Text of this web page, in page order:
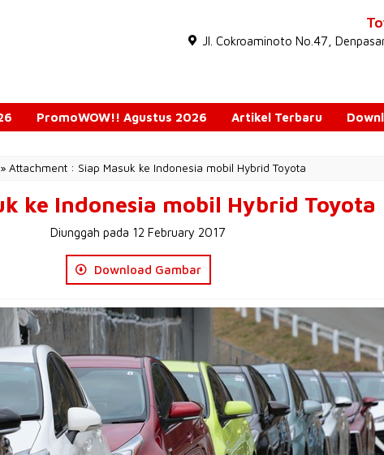
Jl. Cokroaminoto No.47,
PromoWOW!! Agustus 2026 Artikel Terbaru
» Attachment : Siap Masuk ke Indonesia mobil Hybrid Toyota
ke Indonesia mobil Hybrid Toyota
Diunggah pada 12 February 2017
Download Gambar